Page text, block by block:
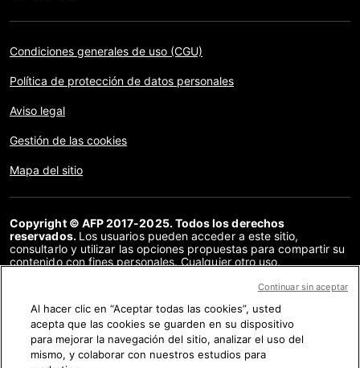
Condiciones generales de uso (CGU)
Política de protección de datos personales
Aviso legal
Gestión de las cookies
Mapa del sitio
Copyright © AFP 2017-2025. Todos los derechos
reservados. Los usuarios pueden acceder a este sitio,
consultarlo y utilizar las opciones propuestas para compartir su
contenido con fines personales. Cualquier otro uso,
distribución del contenido de este sitio, en su totalidad o en
acuerdo específico firmado con la AFP, está estrictamente
prohibido. Los elementos analizados en cada verificación se
presentan o se enlazan en tanto en cuanto son necesarios para
la correcta comprensión de la verificación en cuestión. La AFP
no cuenta con derechos sobre los autores ni sobre los
Al hacer clic en “Aceptar todas las cookies”, usted
acepta que las cookies se guarden en su dispositivo
para mejorar la navegación del sitio, analizar el uso del
mismo, y colaborar con nuestros estudios para
Continuar sin aceptar